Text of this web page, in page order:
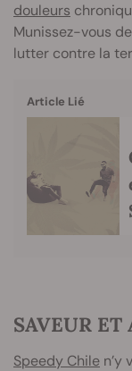
douleurs
Munissez-vous
lutter contre la
Article Lié
SAVEUR ET
Speedy Chile n’y